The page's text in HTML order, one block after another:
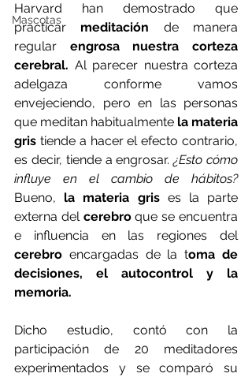
Mascotas
Harvard han demostrado que
practicar meditación de manera
regular engrosa nuestra corteza
cerebral. Al parecer nuestra corteza
adelgaza conforme vamos
envejeciendo, pero en las personas
que meditan habitualmente la materia
gris tiende a hacer el efecto contrario,
es decir, tiende a engrosar. ¿Esto cómo
influye en el cambio de hábitos?
Bueno, la materia gris es la parte
externa del cerebro que se encuentra
e influencia en las regiones del
cerebro encargadas de la toma de
decisiones, el autocontrol y la
memoria.
Dicho estudio, contó con la
participación de 20 meditadores
experimentados y se comparó su